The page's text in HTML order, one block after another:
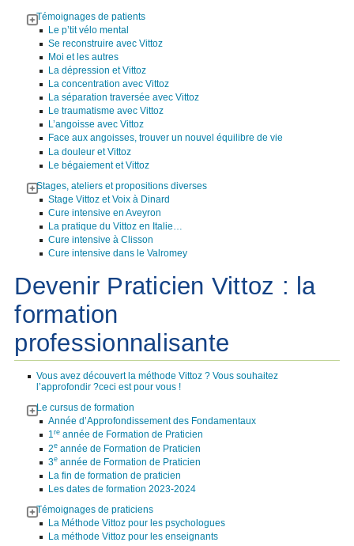
Témoignages de patients
Le p’tit vélo mental
Se reconstruire avec Vittoz
Moi et les autres
La dépression et Vittoz
La concentration avec Vittoz
La séparation traversée avec Vittoz
Le traumatisme avec Vittoz
L’angoisse avec Vittoz
Face aux angoisses, trouver un nouvel équilibre de vie
La douleur et Vittoz
Le bégaiement et Vittoz
Stages, ateliers et propositions diverses
Stage Vittoz et Voix à Dinard
Cure intensive en Aveyron
La pratique du Vittoz en Italie…
Cure intensive à Clisson
Cure intensive dans le Valromey
Devenir Praticien Vittoz : la
formation
professionnalisante
Vous avez découvert la méthode Vittoz ? Vous souhaitez
l’approfondir ?ceci est pour vous !
Le cursus de formation
Année d’Approfondissement des Fondamentaux
1re année de Formation de Praticien
2e année de Formation de Praticien
3e année de Formation de Praticien
La fin de formation de praticien
Les dates de formation 2023-2024
Témoignages de praticiens
La Méthode Vittoz pour les psychologues
La méthode Vittoz pour les enseignants